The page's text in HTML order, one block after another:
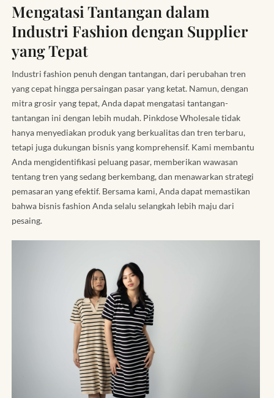
Mengatasi Tantangan dalam
Industri Fashion dengan Supplier
yang Tepat
Industri fashion penuh dengan tantangan, dari perubahan tren
yang cepat hingga persaingan pasar yang ketat. Namun, dengan
mitra grosir yang tepat, Anda dapat mengatasi tantangan-
tantangan ini dengan lebih mudah. Pinkdose Wholesale tidak
hanya menyediakan produk yang berkualitas dan tren terbaru,
tetapi juga dukungan bisnis yang komprehensif. Kami membantu
Anda mengidentifikasi peluang pasar, memberikan wawasan
tentang tren yang sedang berkembang, dan menawarkan strategi
pemasaran yang efektif. Bersama kami, Anda dapat memastikan
bahwa bisnis fashion Anda selalu selangkah lebih maju dari
pesaing.